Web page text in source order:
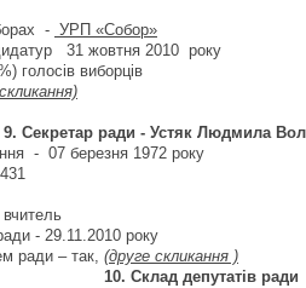
- УРП «Собор»
31 жовтня 2010 року
виборців
9. Секретар ради - Устяк Людмила
- 07 березня 1972 року
вчитель
- 29.11.2010 року
ради – так, (друге скликання )
10. Склад депутатів ради